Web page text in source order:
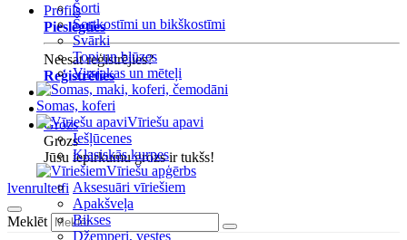
Šorti
Šortkostīmi un bikškostīmi
Svārki
Topi un blūzes
Virsjakas un mēteļi
Somas, koferi
Vīriešu apavi
Iešļūcenes
Klasiskās kurpes
Vīriešu apģērbs
Aksesuāri vīriešiem
Apakšveļa
Bikses
Džemperi, vestes
Profils
Pieslēgties
Neesat reģistrējies?
Reģistrēties
Grozs
Grozs
Jūsu iepirkumu grozs ir tukšs!
lvenrultetfi
Meklēt